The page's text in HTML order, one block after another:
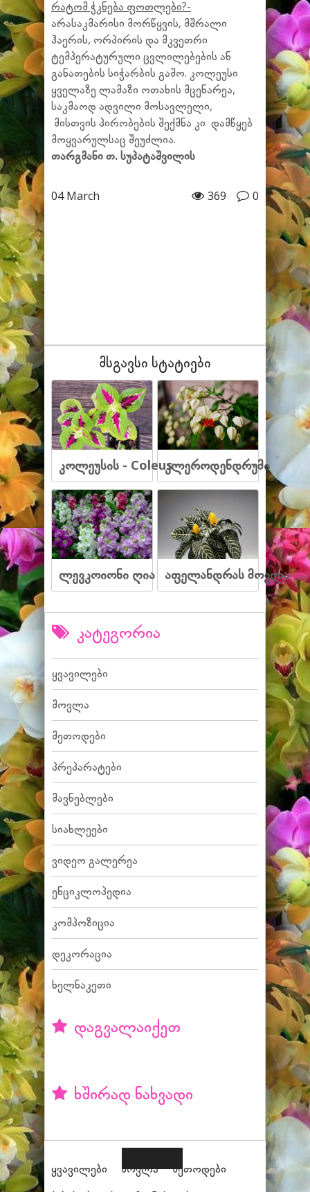
რატომ ჭკნება ფოთლები?-
არასაკმარისი მორწყვის, მშრალი
ჰაერის, ორპირის და მკვეთრი
ტემპერატურული ცვლილებების ან
განათების სიჭარბის გამო. კოლეუსი
ყველაზე ლამაზი ოთახის მცენარეა,
საკმაოდ ადვილი მოსავლელი,
მისთვის პირობების შექმნა კი დამწყებ
მოყვარულსაც შეუძლია.
თარგმანი თ. სუპატაშვილის
04 March 0
369
მსგავსი სტატიები
კოლეუსის - Coleusკლეროდენდრუმი
ლევკოიონი ღია აფელანდრას მოვლა
კატეგორია
ყვავილები
მოვლა
მეთოდები
პრეპარატები
მავნებლები
სიახლეები
ვიდეო გალერეა
ენციკლოპედია
კომპოზიცია
დეკორაცია
ხელნაკეთი
დაგვალაიქეთ
ხშირად ნახვადი
ყვავილები მოვლა
მეთოდები